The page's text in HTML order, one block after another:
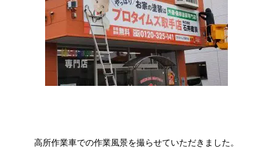
高所作業車での作業風景を撮らせていただきました。